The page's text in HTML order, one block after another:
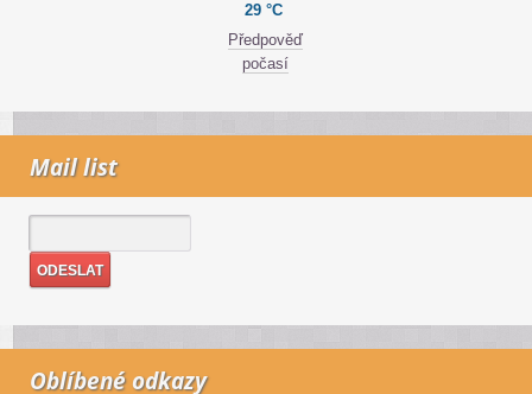
29 °C
Předpověď
počasí
Mail list
Oblíbené odkazy